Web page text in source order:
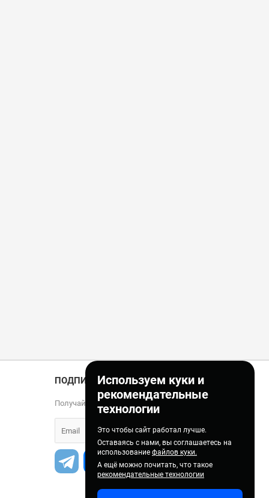
Используем куки и
рекомендательные
технологии
Это чтобы сайт работал лучше.
Оставаясь с нами, вы соглашаетесь на
использование файлов куки.
А ещё можно почитать, что такое
рекомендательные технологии
ПОДПИСКА
Получайте только полезные статьи!